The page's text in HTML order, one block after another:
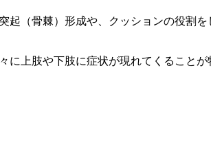
（骨棘）形成や、クッションの役割
上肢や下肢に症状が現れてくることが